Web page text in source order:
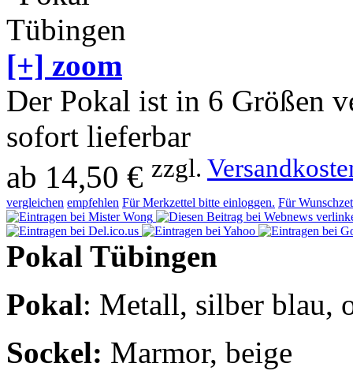
[+] zoom
Der Pokal ist in 6 Größen
sofort lieferbar
ab 14,50 € zzgl.
vergleichen empfehlen Für Merkzettel bitte einloggen. Für
Pokal Tübingen
Pokal: Metall, silber blau,
Sockel: Marmor, beige